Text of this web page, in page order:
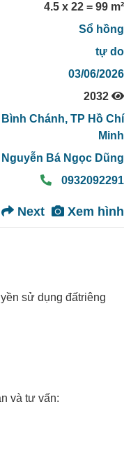
4.5 x 22 = 99 m²
Sổ hồng
tự do
03/06/2026
2032
Bình Chánh, TP Hồ Chí
Minh
Nguyễn Bá Ngọc Dũng
0932092291
Xem hình
Next
sử dụng đấtriêng
và tư vấn: